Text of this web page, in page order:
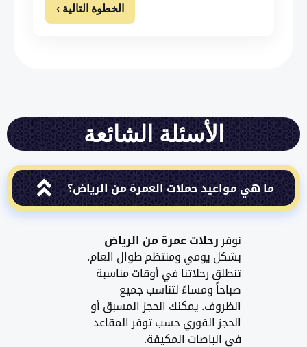
الخطوة التالية ›
الأسئلة الشائعة
مواعيد حملات العمرة من الرياض؟
رحلات عمرة من الرياض
بشكل يومي ومنتظم طوال العام.
تنطلق رحلاتنا في أوقات مناسبة
صباحاً ومساءً لتناسب جميع
الظروف. يمكنك الحجز المسبق أو
الحجز الفوري حسب توفر المقاعد
في الباصات المكيفة.